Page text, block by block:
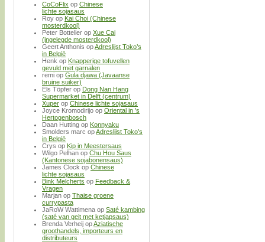
CoCoFlix op Chinese
lichte sojasaus
Roy op Kai Choi (Chinese
mosterdkool)
Peter Bottelier op Xue Cai
(ingelegde mosterdkool)
Geert Anthonis opAdreslijst Toko’s
in België
Henk op Knapperige tofuvellen
gevuld met garnalen
remi op Gula djawa (Javaanse
bruine suiker)
Els Töpfer op Dong Nan Hang
Supermarket in Delft (centrum)
Xuper op Chinese lichte sojasaus
Joyce Kromodirijo op Oriental in ’s
Hertogenbosch
Daan Hutting op Konnyaku
Smolders marc opAdreslijst Toko’s
in België
Crys op Kip in Meestersaus
Wilgo Pelhan op Chu Hou Saus
(Kantonese sojabonensaus)
James Clock op Chinese
lichte sojasaus
Bink Melcherts op Feedback &
Vragen
Marjan op Thaise groene
currypasta
JaRoW Wattimena op Saté kambing
(saté van geit met ketjapsaus)
Brenda Verheij opAziatische
groothandels, importeurs en
distributeurs